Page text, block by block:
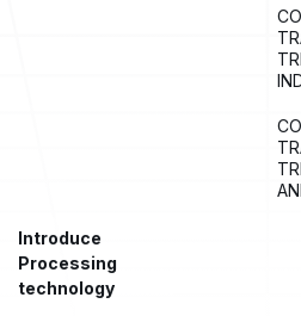
Introduce
Processing
technology